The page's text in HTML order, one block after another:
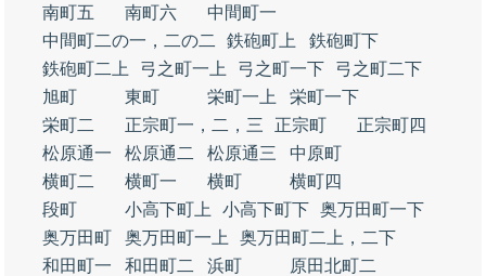
南町五
南町六
中間町一
中間町二の一，二の二
鉄砲町上
鉄砲町下
鉄砲町二上
弓之町一上 弓之町一下
弓之町二下
旭町
東町 栄町一上
栄町一下
栄町二
正宗町一，二，三 正宗町
正宗町四
松原通一
松原通二 松原通三
中原町
横町二
横町一 横町
横町四
段町
小高下町上 小高下町下 奥万田町一下
奥万田町
奥万田町一上
奥万田町二上，二下
和田町一
和田町二 浜町
原田北町二